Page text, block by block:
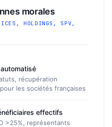
morales
HOLDINGS, SPV,
récupération
les sociétés françaises
effectifs
>25%, représentants